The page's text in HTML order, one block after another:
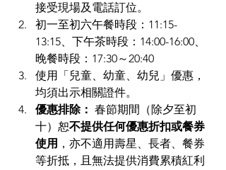
接受現場及電話訂位。
初一至初六午餐時段：11:15-
13:15、下午茶時段：14:00-16:00、
晚餐時段：17:30～20:40
使用「兒童、幼童、幼兒」優惠，
均須出示相關證件。
優惠排除： 春節期間（除夕至初
十）恕不提供任何優惠折扣或餐券
使用 ，亦不適用壽星、長者、餐券
等折抵，且無法提供消費累積紅利